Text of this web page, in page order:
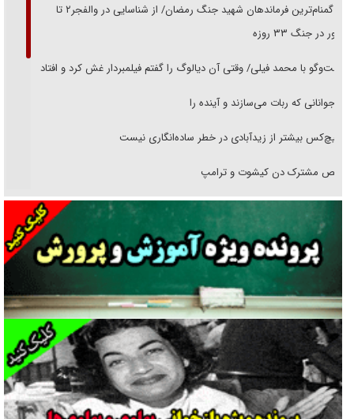
از گمنام‌ترین فرماندهان شهید جنگ رمضان/ از شناسایی در والفجر۲ تا
حضور در جنگ ۳۳ روزه
گفت‌وگو با محمد فیلی/ وقتی آن دیالوگ را گفتم فیلمبردار غش کرد و افتاد
نوجوانانی که ربات می‌سازند و آینده را
هیچ‌کس بیشتر از زیدآبادی در خطر ساده‌انگاری نیست
رقص مشترک دن کیشوت و ترامپ
دنده دولت به واگذاری مسئله‌دار ایران‌خودرو/ خصوصی‌سازی یا انحصار؟
غریزه‌ی بقا و آقای باقی و رفقا
جراحی‌های زیبایی با مدرک فوق‌دیپلم! + گفت‌وگو با متهم
گفت‌وگو با همسر یکی از شهدای جنگ رمضان/ پیکر بی‌سر شهید را از
انگشت‌های پا شناسایی کردیم
نسلی که آنلاین الگو می‌گیرد
گفت‌وگو با آیت‌الله جاودان/ جفای مخالفان مکانت معنوی رهبر شهید را